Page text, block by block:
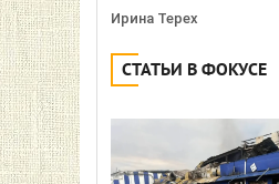
Ирина Терех
СТАТЬИ В ФОКУСЕ